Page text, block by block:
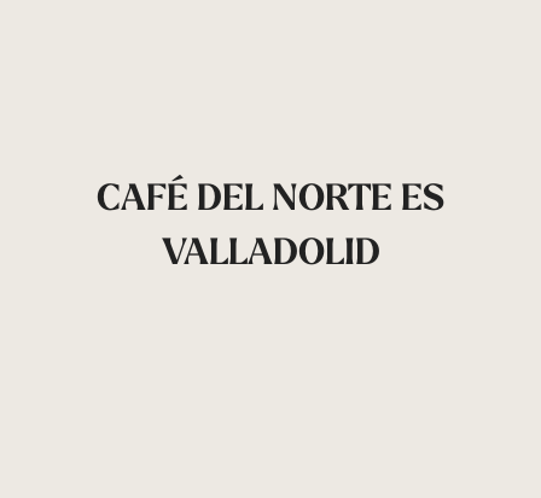
CAFÉ DEL NORTE ES
VALLADOLID